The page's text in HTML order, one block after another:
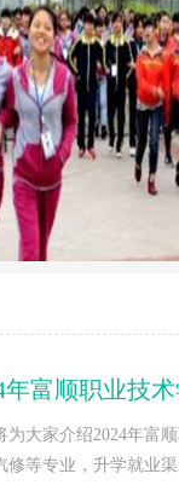
年富顺职业技
为大家介绍2024年富
修等专业，升学就业